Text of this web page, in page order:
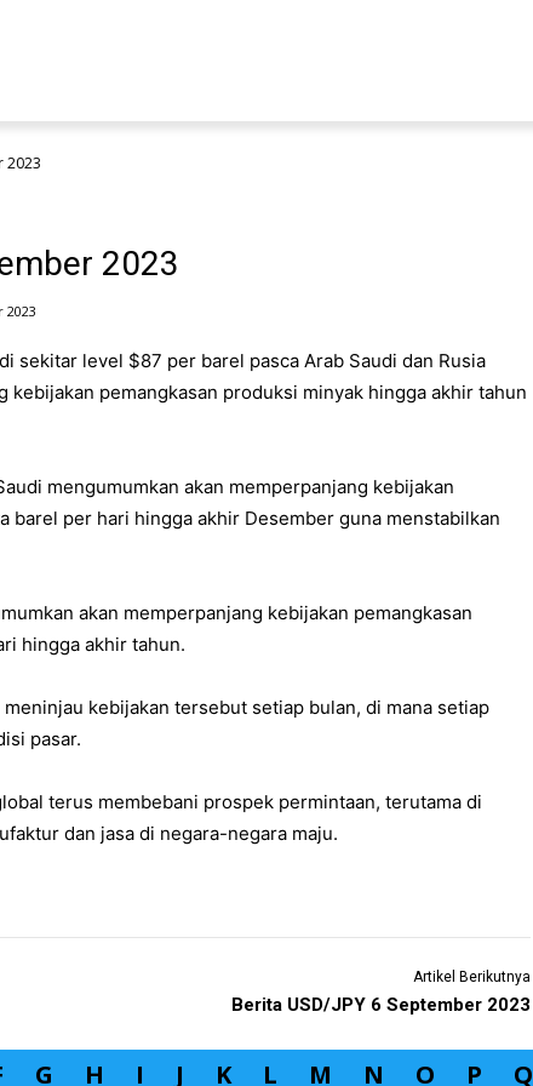
2023
2023
2023
sekitar level $87 per barel pasca Arab Saudi dan Rusia
kebijakan pemangkasan produksi minyak hingga akhir tahun
mengumumkan akan memperpanjang kebijakan
barel per hari hingga akhir Desember guna menstabilkan
akan memperpanjang kebijakan pemangkasan
hingga akhir tahun.
kebijakan tersebut setiap bulan, di mana setiap
pasar.
terus membebani prospek permintaan, terutama di
dan jasa di negara-negara maju.
Artikel Berikutnya
Berita USD/JPY 6 September 2023
G H I J K L M N O P Q